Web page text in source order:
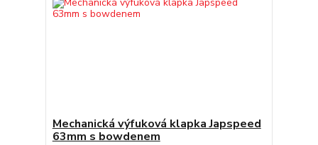
Mechanická výfuková klapka Japspeed
63mm s bowdenem